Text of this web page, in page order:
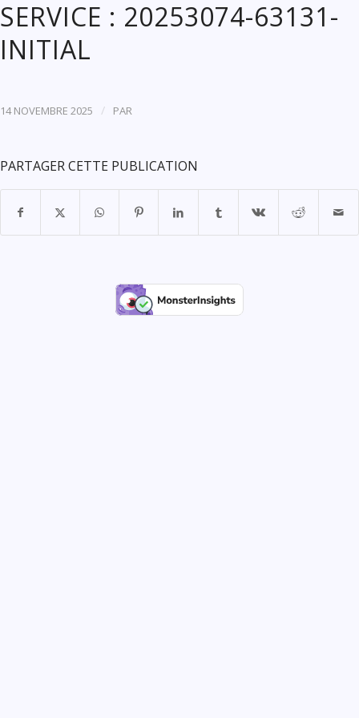
SERVICE : 20253074-63131-
INITIAL
14 NOVEMBRE 2025 / PAR
PARTAGER CETTE PUBLICATION